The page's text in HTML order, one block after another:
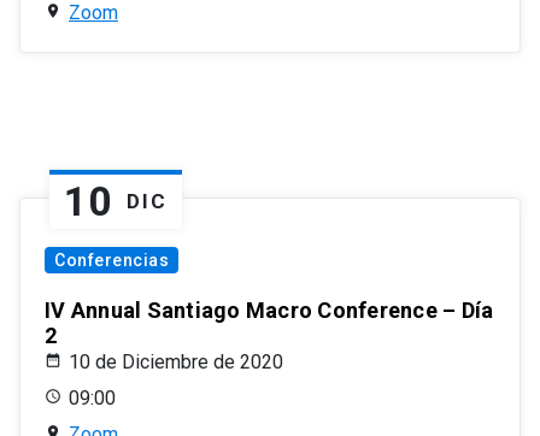
Zoom
10 DIC
Conferencias
IV Annual Santiago Macro Conference – Día
2
10 de Diciembre de 2020
09:00